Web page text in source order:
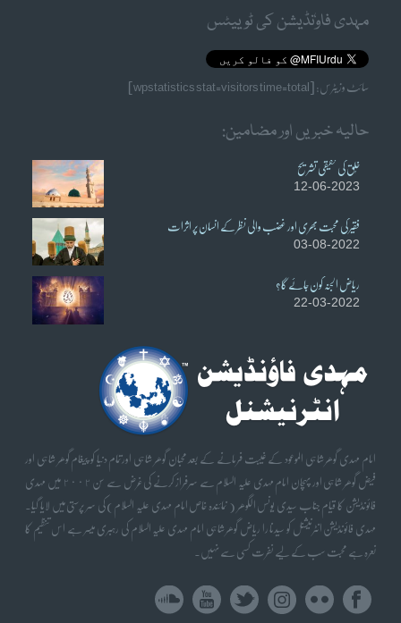
مہدی فاوٗنڈیشن کی ٹوییٹس
سائٹ وزیٹرس: [wpstatistics stat=visitors time=total]
حالیہ خبریں اور مضامین:
خُلق کی حقیقی تشریح
12-06-2023
فقیر کی محبت بھری اور غضب والی نظر کے انسان پر اثرات
03-08-2022
ریاض الجنہ کون جائے گا؟
22-03-2022
امام مہدی گوھر شاہی الموعود کے غیبت فرمانے کے بعد محبان گوھر شاہی اورتمام دنیا کو پیغام گوھر شاہی اور
فیض گوھر شاہی اور پہچان امام مہدی علیہ السلام سے سرفراز کرنے کی غرض سے سن ٢٠٠٢ میں مہدی
فائونڈیشن کا قیام جناب سیدی یونس الگوھر ( نمائندہ خاص امام مہدی علیہ السلام) کی سر پرستی میں لایا گیا۔
مہدی فائونڈیشن انٹرنیشنل کو سیدنا را ریاض گوھر شاہی امام مہدی علیہ السلام کی رہبری میسر ہے اس تنظیم کا
نعرہ ہے محبت سب کے لیے نفرت کسی سے نہیں۔